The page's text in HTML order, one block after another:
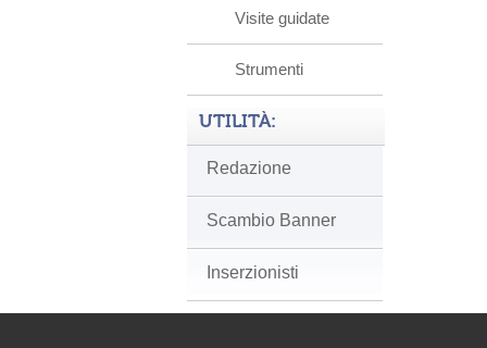
Visite guidate
Strumenti
UTILITÀ:
Redazione
Scambio Banner
Inserzionisti